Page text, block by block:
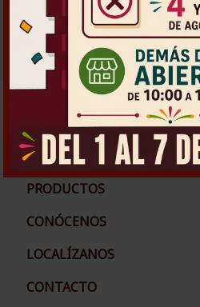
Añadir
PRODUCTOS
CONÓCENOS
LOCALÍZANOS
CONTACTO